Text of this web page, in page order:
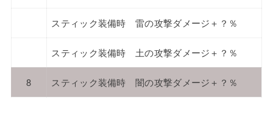
スティック装備時 雷の攻撃ダメージ＋？％
スティック装備時 土の攻撃ダメージ＋？％
8 スティック装備時 闇の攻撃ダメージ＋？％